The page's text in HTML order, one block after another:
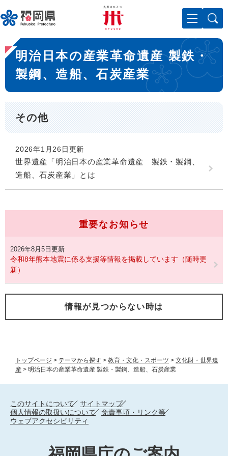
ー
ジ
先
頭
。
メニューを飛ばして本文へ
トップページ > テーマから探す > 教育・文化・スポーツ > 文化財・世界遺
産 > 明治日本の産業革命遺産 製鉄・製鋼、造船、石炭産業
本
文
明治日本の産業革命遺産 製鉄・
製鋼、造船、石炭産業
その他
2026年1月26日更新
世界遺産「明治日本の産業革命遺産 製鉄・製鋼、
造船、石炭産業」とは
重要なお知らせ
2026年8月5日更新
令和8年熊本地震に係る支援等情報を掲載しています（随時更
新）
情報が見つからない時は
このサイトについて
サイトマップ
個人情報の取扱いについて
免責事項・リンク等
ウェブアクセシビリティ